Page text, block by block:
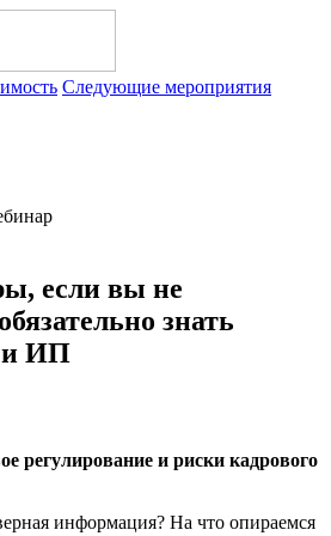
Следующие мероприятия
если вы не
знать
ИП
регулирование и риски кадрового
информация? На что опираемся